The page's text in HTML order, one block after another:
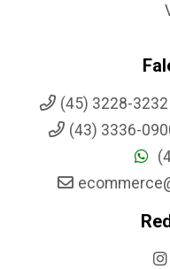
(45) 3228-
(43) 3336-